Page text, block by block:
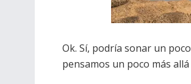
Ok. Sí, podría sonar un
pensamos un poco más